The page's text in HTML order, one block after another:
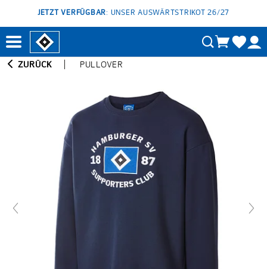
JETZT VERFÜGBAR: UNSER AUSWÄRTSTRIKOT 26/27
ZURÜCK PULLOVER